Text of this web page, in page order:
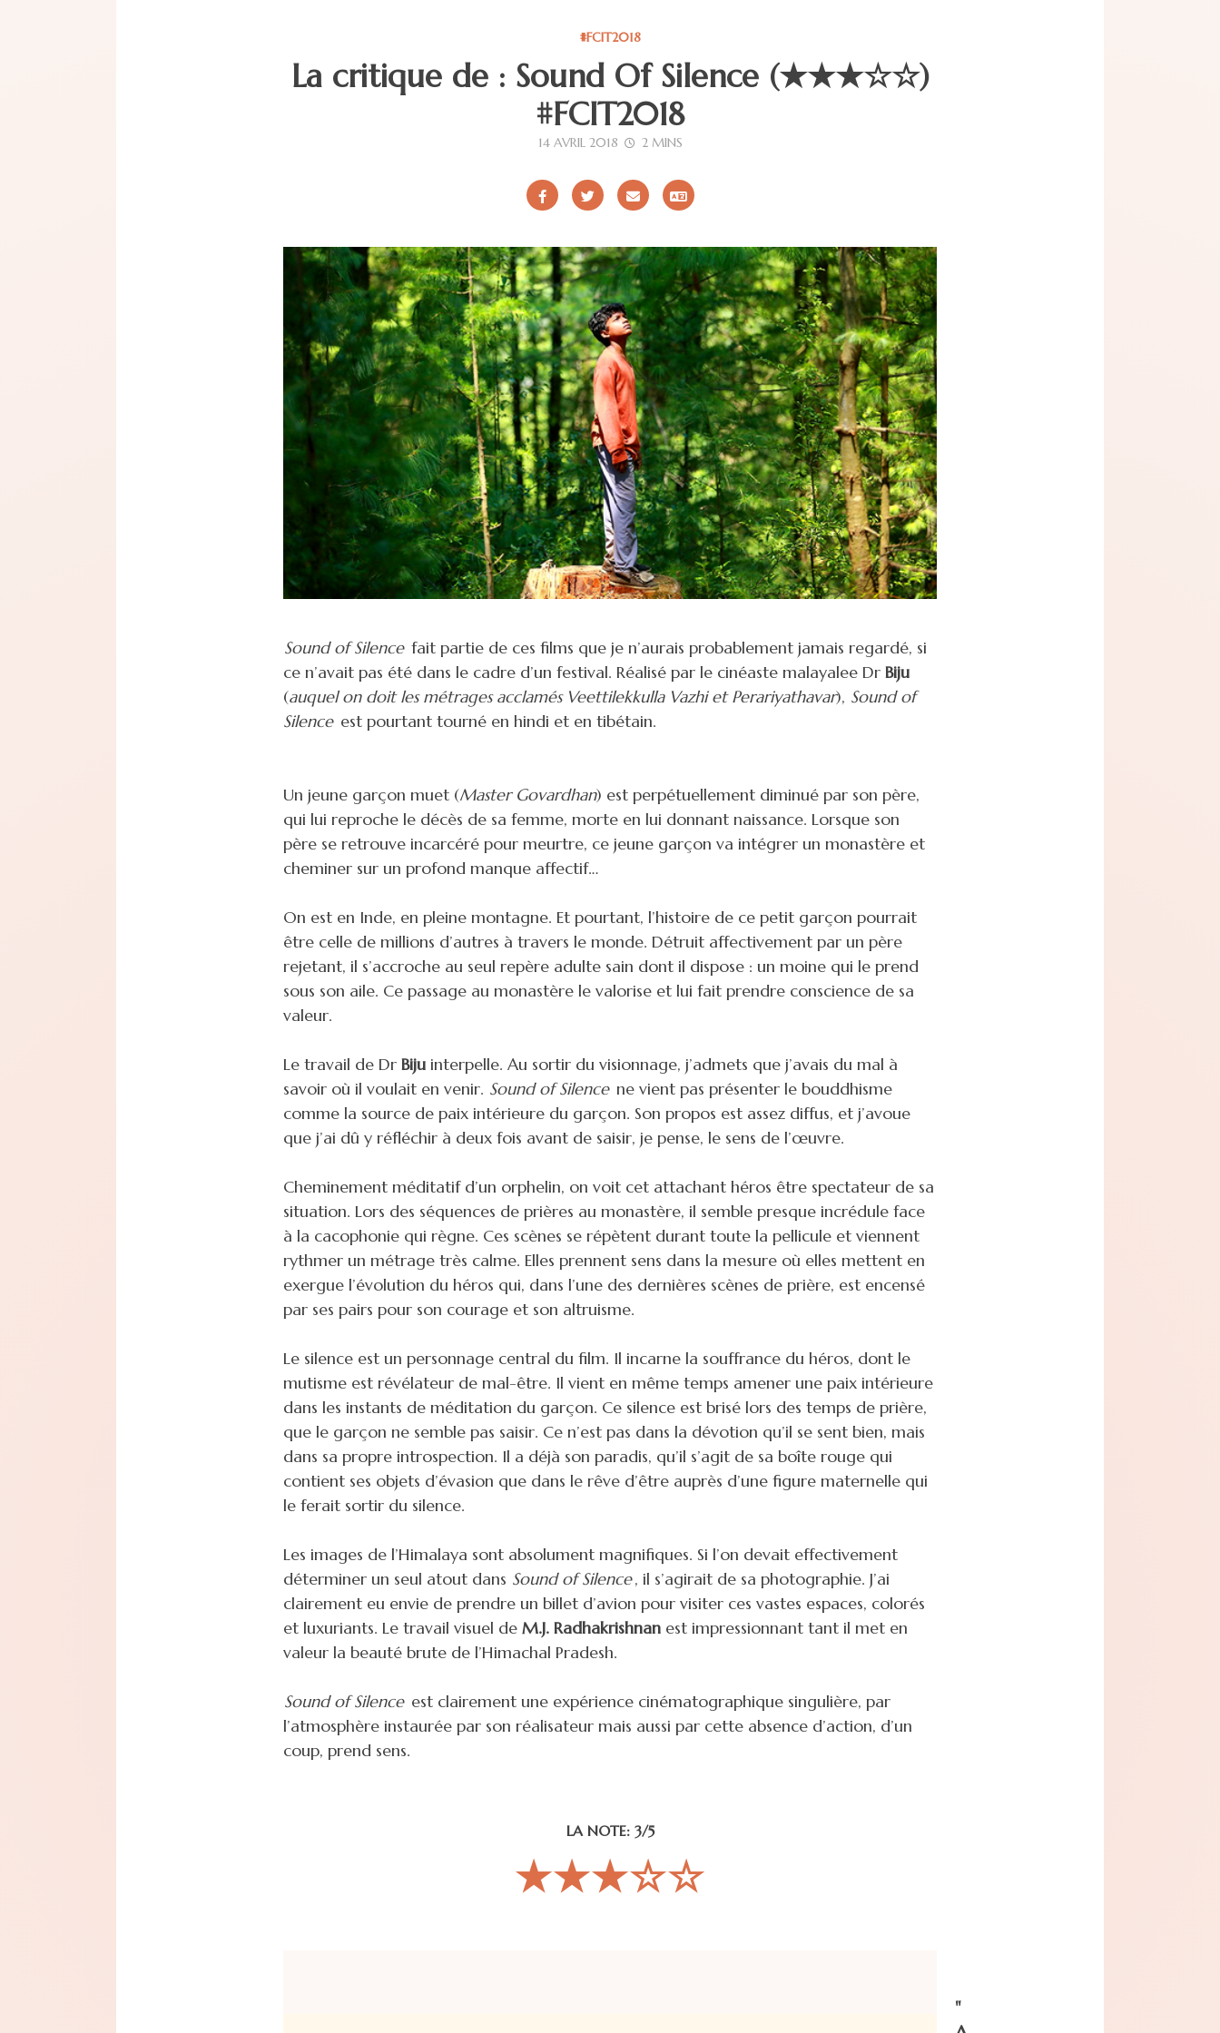
#FCIT2018
La critique de : Sound Of Silence (★★★☆☆)
#FCIT2018
14 AVRIL 2018 2 MINS
Sound of Silence fait partie de ces films que je n’aurais probablement jamais regardé, si
ce n’avait pas été dans le cadre d’un festival. Réalisé par le cinéaste malayalee Dr Biju
(auquel on doit les métrages acclamés Veettilekkulla Vazhi et Perariyathavar), Sound of
Silence est pourtant tourné en hindi et en tibétain.
Un jeune garçon muet (Master Govardhan) est perpétuellement diminué par son père,
qui lui reproche le décès de sa femme, morte en lui donnant naissance. Lorsque son
père se retrouve incarcéré pour meurtre, ce jeune garçon va intégrer un monastère et
cheminer sur un profond manque affectif…
On est en Inde, en pleine montagne. Et pourtant, l’histoire de ce petit garçon pourrait
être celle de millions d’autres à travers le monde. Détruit affectivement par un père
rejetant, il s’accroche au seul repère adulte sain dont il dispose : un moine qui le prend
sous son aile. Ce passage au monastère le valorise et lui fait prendre conscience de sa
valeur.
Le travail de Dr Biju interpelle. Au sortir du visionnage, j’admets que j’avais du mal à
savoir où il voulait en venir. Sound of Silence ne vient pas présenter le bouddhisme
comme la source de paix intérieure du garçon. Son propos est assez diffus, et j’avoue
que j’ai dû y réfléchir à deux fois avant de saisir, je pense, le sens de l’œuvre.
Cheminement méditatif d’un orphelin, on voit cet attachant héros être spectateur de sa
situation. Lors des séquences de prières au monastère, il semble presque incrédule face
à la cacophonie qui règne. Ces scènes se répètent durant toute la pellicule et viennent
rythmer un métrage très calme. Elles prennent sens dans la mesure où elles mettent en
exergue l’évolution du héros qui, dans l’une des dernières scènes de prière, est encensé
par ses pairs pour son courage et son altruisme.
Le silence est un personnage central du film. Il incarne la souffrance du héros, dont le
mutisme est révélateur de mal-être. Il vient en même temps amener une paix intérieure
dans les instants de méditation du garçon. Ce silence est brisé lors des temps de prière,
que le garçon ne semble pas saisir. Ce n’est pas dans la dévotion qu’il se sent bien, mais
dans sa propre introspection. Il a déjà son paradis, qu’il s’agit de sa boîte rouge qui
contient ses objets d’évasion que dans le rêve d’être auprès d’une figure maternelle qui
le ferait sortir du silence.
Les images de l’Himalaya sont absolument magnifiques. Si l’on devait effectivement
déterminer un seul atout dans Sound of Silence, il s’agirait de sa photographie. J’ai
clairement eu envie de prendre un billet d’avion pour visiter ces vastes espaces, colorés
et luxuriants. Le travail visuel de M.J. Radhakrishnan est impressionnant tant il met en
valeur la beauté brute de l’Himachal Pradesh.
Sound of Silence est clairement une expérience cinématographique singulière, par
l’atmosphère instaurée par son réalisateur mais aussi par cette absence d’action, d’un
coup, prend sens.
LA NOTE: 3/5
★★★☆☆
"